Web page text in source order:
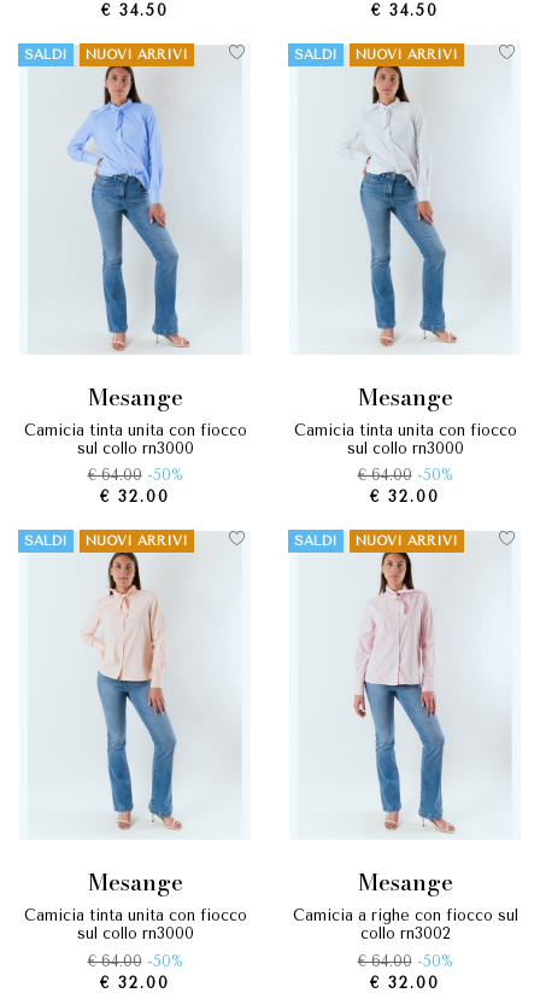
€ 34.50
€ 34.50
SALDI NUOVI ARRIVI
mesange
camicia tinta unita con fiocco
sul collo rn3000
€ 64.00 -50%
€ 32.00
SALDI NUOVI ARRIVI
mesange
camicia tinta unita con fiocco
sul collo rn3000
€ 64.00 -50%
€ 32.00
SALDI NUOVI ARRIVI
mesange
camicia tinta unita con fiocco
sul collo rn3000
€ 64.00 -50%
€ 32.00
SALDI NUOVI ARRIVI
mesange
camicia a righe con fiocco sul
collo rn3002
€ 64.00 -50%
€ 32.00